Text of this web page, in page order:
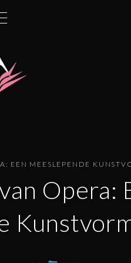
EEN MEESLEPENDE
Opera: